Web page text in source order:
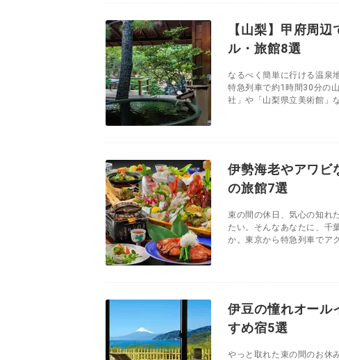
【山梨】甲府周
ル・旅館8選
なるべく簡単に行ける温泉
特急列車で約1時間30分の
社」や「山梨県立美術館」
伊勢海老やアワビ
の旅館7選
束の間の休日、気心の知れ
たい。そんなあなたに、千
か。東京から特急列車でア
伊豆の憧れオール
すめ宿5選
やっと取れた束の間のお休